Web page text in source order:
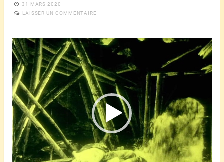
31 MARS 2020
LAISSER UN COMMENTAIRE
Lecteur
vidéo